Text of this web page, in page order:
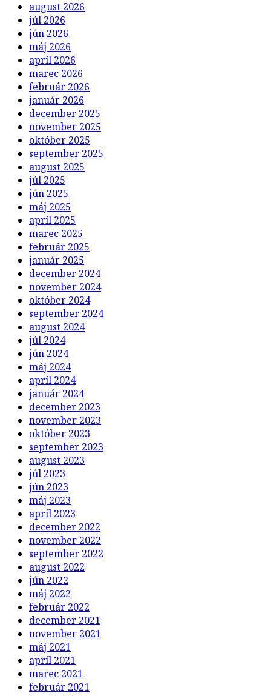
august 2026
júl 2026
jún 2026
máj 2026
apríl 2026
marec 2026
február 2026
január 2026
december 2025
november 2025
október 2025
september 2025
august 2025
júl 2025
jún 2025
máj 2025
apríl 2025
marec 2025
február 2025
január 2025
december 2024
november 2024
október 2024
september 2024
august 2024
júl 2024
jún 2024
máj 2024
apríl 2024
január 2024
december 2023
november 2023
október 2023
september 2023
august 2023
júl 2023
jún 2023
máj 2023
apríl 2023
december 2022
november 2022
september 2022
august 2022
jún 2022
máj 2022
február 2022
december 2021
november 2021
máj 2021
apríl 2021
marec 2021
február 2021